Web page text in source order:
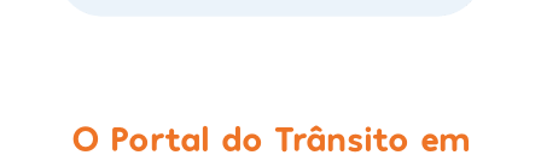
O Portal do Trânsito em